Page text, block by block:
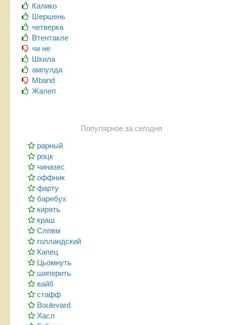
Калико
Шершень
четверка
Втентакле
чи не
Шкила
ампулда
Mband
Жалеп
Популярное за сегодня
рарный
роцк
чиназес
оффник
фарту
баребух
кирять
краш
Слпвм
голландский
Капец
Цьомнуть
шиперить
вайб
стафф
Boulevard
Хасл